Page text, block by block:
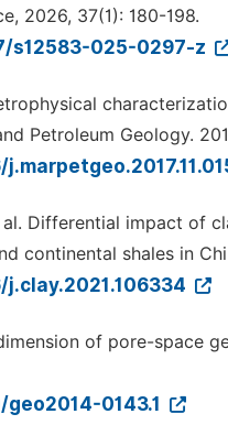
2026, 37(1): 180-198.
s12583-025-0297-z
Petroleum Geology.
al. Differential impact of
continental shales in
of pore-space
0143.1